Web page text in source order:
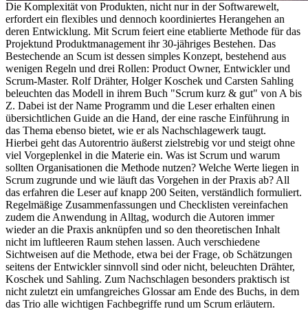
Die Komplexität von Produkten, nicht nur in der Softwarewelt,
erfordert ein flexibles und dennoch koordiniertes Herangehen an
deren Entwicklung. Mit Scrum feiert eine etablierte Methode für das
Projektund Produktmanagement ihr 30-jähriges Bestehen. Das
Bestechende an Scum ist dessen simples Konzept, bestehend aus
wenigen Regeln und drei Rollen: Product Owner, Entwickler und
Scrum-Master. Rolf Drähter, Holger Koschek und Carsten Sahling
beleuchten das Modell in ihrem Buch "Scrum kurz & gut" von A bis
Z. Dabei ist der Name Programm und die Leser erhalten einen
übersichtlichen Guide an die Hand, der eine rasche Einführung in
das Thema ebenso bietet, wie er als Nachschlagewerk taugt.
Hierbei geht das Autorentrio äußerst zielstrebig vor und steigt ohne
viel Vorgeplenkel in die Materie ein. Was ist Scrum und warum
sollten Organisationen die Methode nutzen? Welche Werte liegen in
Scrum zugrunde und wie läuft das Vorgehen in der Praxis ab? All
das erfahren die Leser auf knapp 200 Seiten, verständlich formuliert.
Regelmäßige Zusammenfassungen und Checklisten vereinfachen
zudem die Anwendung in Alltag, wodurch die Autoren immer
wieder an die Praxis anknüpfen und so den theoretischen Inhalt
nicht im luftleeren Raum stehen lassen. Auch verschiedene
Sichtweisen auf die Methode, etwa bei der Frage, ob Schätzungen
seitens der Entwickler sinnvoll sind oder nicht, beleuchten Drähter,
Koschek und Sahling. Zum Nachschlagen besonders praktisch ist
nicht zuletzt ein umfangreiches Glossar am Ende des Buchs, in dem
das Trio alle wichtigen Fachbegriffe rund um Scrum erläutern.